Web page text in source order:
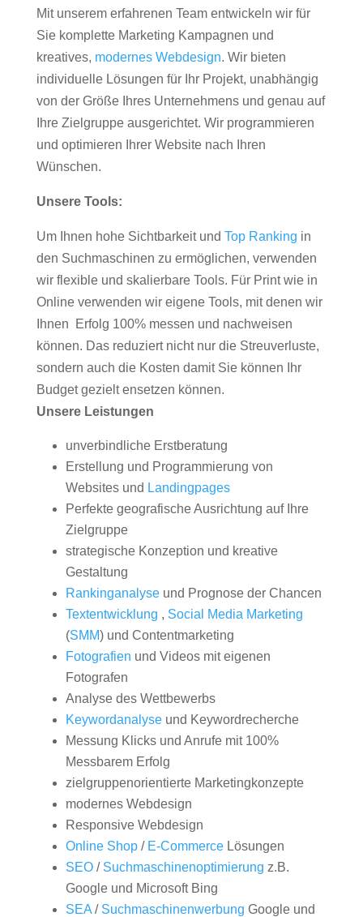
Mit unserem erfahrenen Team entwickeln wir für
Sie komplette Marketing Kampagnen und
kreatives, modernes Webdesign. Wir bieten
individuelle Lösungen für Ihr Projekt, unabhängig
von der Größe Ihres Unternehmens und genau auf
Ihre Zielgruppe ausgerichtet. Wir programmieren
und optimieren Ihrer Website nach Ihren
Wünschen.
Unsere Tools:
Um Ihnen hohe Sichtbarkeit und Top Ranking in
den Suchmaschinen zu ermöglichen, verwenden
wir flexible und skalierbare Tools. Für Print wie in
Online verwenden wir eigene Tools, mit denen wir
Ihnen Erfolg 100% messen und nachweisen
können. Das reduziert nicht nur die Streuverluste,
sondern auch die Kosten damit Sie können Ihr
Budget gezielt ensetzen können.
Unsere Leistungen
unverbindliche Erstberatung
Erstellung und Programmierung von
Websites und Landingpages
Perfekte geografische Ausrichtung auf Ihre
Zielgruppe
strategische Konzeption und kreative
Gestaltung
Rankinganalyseund Prognose der Chancen
Textentwicklung , Social Media Marketing
(SMM) und Contentmarketing
Fotografien und Videos mit eigenen
Fotografen
Analyse des Wettbewerbs
Keywordanalyseund Keywordrecherche
Messung Klicks und Anrufe mit 100%
Messbarem Erfolg
zielgruppenorientierte Marketingkonzepte
modernes Webdesign
Responsive Webdesign
Online Shop/ E-CommerceLösungen
SEO/ Suchmaschinenoptimierung z.B.
Google und Microsoft Bing
SEA/ Suchmaschinenwerbung Google und